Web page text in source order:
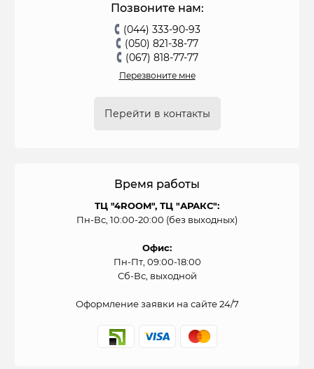
Позвоните нам:
(044) 333-90-93
(050) 821-38-77
(067) 818-77-77
Перезвоните мне
Перейти в контакты
Время работы
ТЦ "4ROOM", ТЦ "АРАКС":
Пн-Вс, 10:00-20:00 (без выходных)
Офис:
Пн-Пт, 09:00-18:00
Сб-Вс, выходной
Оформление заявки на сайте 24/7